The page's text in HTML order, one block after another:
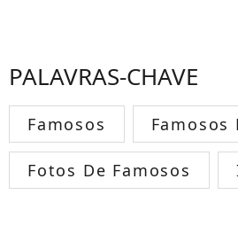
PALAVRAS-CHAVE
Famosos
Fotos De Famosos